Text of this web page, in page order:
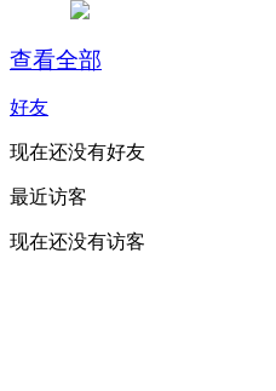
查看全部
好友
现在还没有好友
最近访客
现在还没有访客